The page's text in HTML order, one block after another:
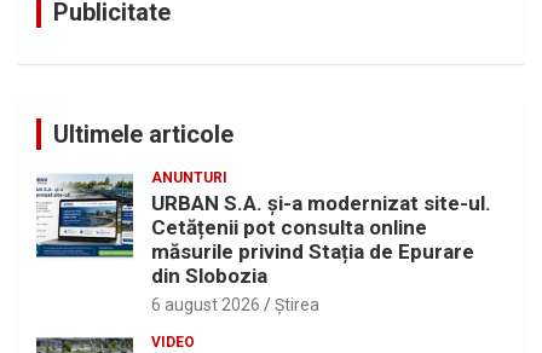
Publicitate
Ultimele articole
ANUNTURI
URBAN S.A. și-a modernizat site-ul.
Cetățenii pot consulta online
măsurile privind Stația de Epurare
din Slobozia
6 august 2026 Ştirea
VIDEO